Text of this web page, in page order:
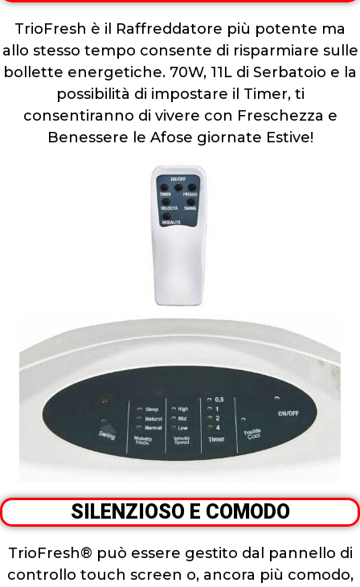
TrioFresh è il Raffreddatore più potente ma
allo stesso tempo consente di risparmiare sulle
bollette energetiche. 70W, 11L di Serbatoio e la
possibilità di impostare il Timer, ti
consentiranno di vivere con Freschezza e
Benessere le Afose giornate Estive!
SILENZIOSO E COMODO
TrioFresh® può essere gestito dal pannello di
controllo touch screen o, ancora più comodo,